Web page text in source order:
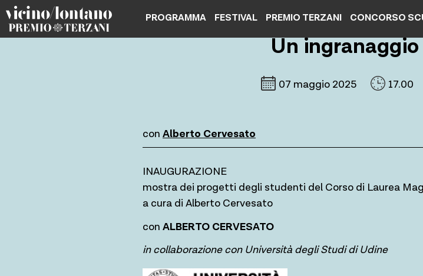
Skip
to
content
PROGRAMMA FESTIVAL PREMIO TERZANI CONCORSO
Un
07 maggio 2025 17.00
con Alberto Cervesato
INAUGURAZIONE
mostra dei progetti degli studenti del Corso di Laurea
a cura di Alberto Cervesato
con ALBERTO CERVESATO
in collaborazione con Università degli Studi di Udine